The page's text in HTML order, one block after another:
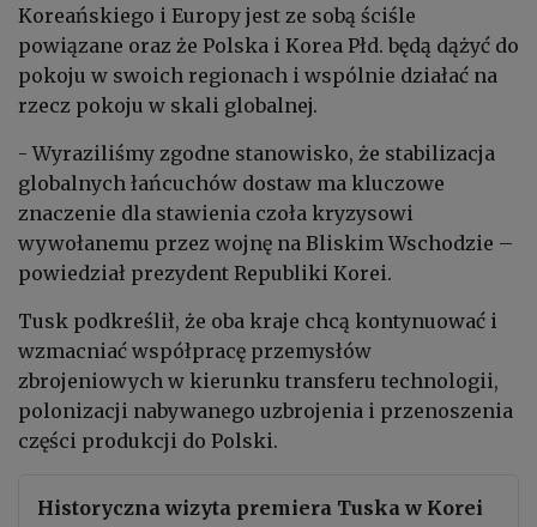
Koreańskiego i Europy jest ze sobą ściśle
powiązane oraz że Polska i Korea Płd. będą dążyć do
pokoju w swoich regionach i wspólnie działać na
rzecz pokoju w skali globalnej.
- Wyraziliśmy zgodne stanowisko, że stabilizacja
globalnych łańcuchów dostaw ma kluczowe
znaczenie dla stawienia czoła kryzysowi
wywołanemu przez wojnę na Bliskim Wschodzie –
powiedział prezydent Republiki Korei.
Tusk podkreślił, że oba kraje chcą kontynuować i
wzmacniać współpracę przemysłów
zbrojeniowych w kierunku transferu technologii,
polonizacji nabywanego uzbrojenia i przenoszenia
części produkcji do Polski.
Historyczna wizyta premiera Tuska w Korei